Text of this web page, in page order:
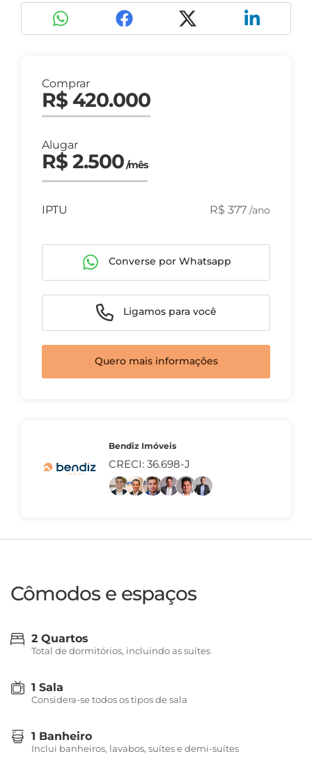
Comprar
R$ 420.000
Alugar
R$ 2.500/mês
IPTU R$ 377 /ano
Converse por Whatsapp
Ligamos para você
Quero mais informações
Bendiz Imóveis
CRECI: 36.698-J
Cômodos e espaços
2 Quartos
Total de dormitórios, incluindo as suítes
1 Sala
Considera-se todos os tipos de sala
1 Banheiro
Inclui banheiros, lavabos, suítes e demi-suítes